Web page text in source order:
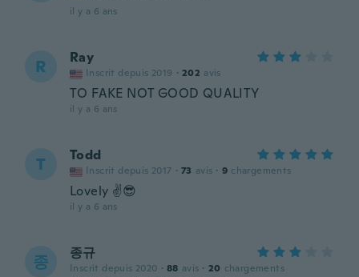
il y a 6 ans
R Ray
Inscrit depuis 2019 · 202 avis
TO FAKE NOT GOOD QUALITY
il y a 6 ans
T Todd
Inscrit depuis 2017 · 73 avis · 9 chargements
Lovely ✌️😎
il y a 6 ans
종 종규
Inscrit depuis 2020 · 88 avis · 20 chargements